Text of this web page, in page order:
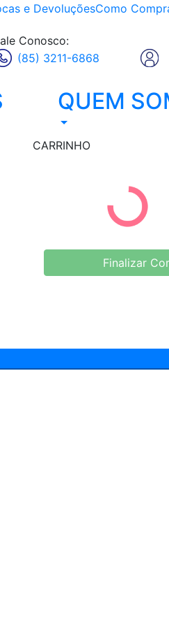
e DevoluçõesComo
Conosco:
(85) 3211-6868
QUEM
CARRINHO
Finalizar